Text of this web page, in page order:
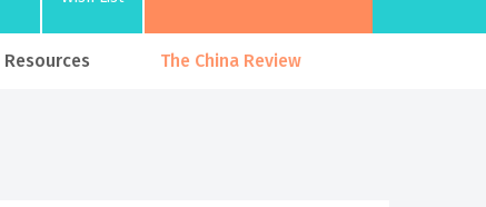
Resources The China Review